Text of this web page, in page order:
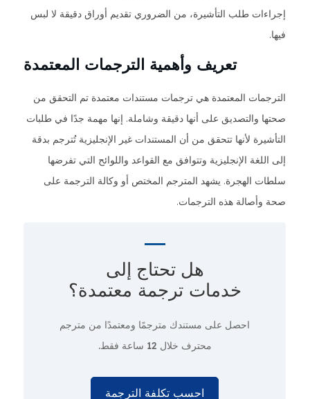
إجراءات طلب التأشيرة، من الضروري تقديم أوراق دقيقة لا لبس
فيها.
تعريف وأهمية الترجمات المعتمدة
الترجمات المعتمدة هي ترجمات مستندات معتمدة تم التحقق من
صحتها والتصديق على أنها دقيقة وشاملة. إنها مهمة جدًا في طلبات
التأشيرة لأنها تتحقق من أن المستندات غير الإنجليزية تُترجم بدقة
إلى اللغة الإنجليزية وتتوافق مع القواعد واللوائح التي تفرضها
سلطات الهجرة. يشهد المترجم المختص أو وكالة الترجمة على
صحة وأصالة هذه الترجمات.
هل تحتاج إلى
خدمات ترجمة معتمدة؟
احصل على مستندك مترجمًا ومعتمدًا من مترجم
محترف خلال 12 ساعة فقط.
احسب تكلفة الترجمة